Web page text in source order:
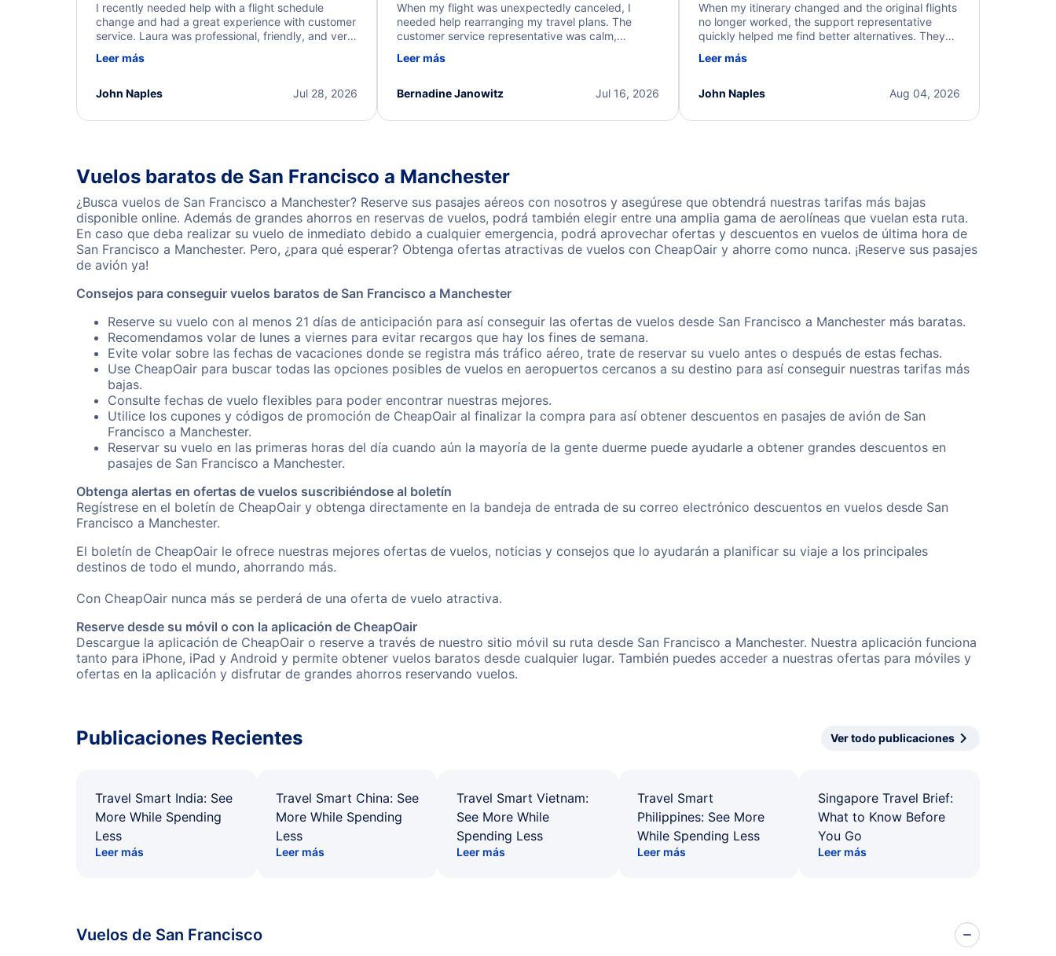
I recently needed help with a flight schedule
change and had a great experience with customer
service. Laura was professional, friendly, and very
a solution and kept me informed of the next steps.
Leer más
Jul 28, 2026
John Naples
When my flight was unexpectedly canceled, I
needed help rearranging my travel plans. The
customer service representative was calm,
process. They quickly found alternative flight
I truly appreciate the excellent support and
Leer más
Jul 16, 2026
Bernadine Janowitz
When my itinerary changed and the original flights
no longer worked, the support representative
quickly helped me find better alternatives. They
beyond to resolve the issue. I'm grateful for the
Leer más
Aug 04, 2026
John Naples
Vuelos baratos de San Francisco a Manchester
¿Busca vuelos de San Francisco a Manchester? Reserve sus pasajes aéreos con nosotros y asegúrese que obtendrá nuestras tarifas más bajas
disponible online. Además de grandes ahorros en reservas de vuelos, podrá también elegir entre una amplia gama de aerolíneas que vuelan esta ruta.
En caso que deba realizar su vuelo de inmediato debido a cualquier emergencia, podrá aprovechar ofertas y descuentos en vuelos de última hora de
San Francisco a Manchester. Pero, ¿para qué esperar? Obtenga ofertas atractivas de vuelos con CheapOair y ahorre como nunca. ¡Reserve sus pasajes
de avión ya!
Consejos para conseguir vuelos baratos de San Francisco a Manchester
Reserve su vuelo con al menos 21 días de anticipación para así conseguir las ofertas de vuelos desde San Francisco a Manchester más baratas.
Recomendamos volar de lunes a viernes para evitar recargos que hay los fines de semana.
Evite volar sobre las fechas de vacaciones donde se registra más tráfico aéreo, trate de reservar su vuelo antes o después de estas fechas.
Use CheapOair para buscar todas las opciones posibles de vuelos en aeropuertos cercanos a su destino para así conseguir nuestras tarifas más
bajas.
Consulte fechas de vuelo flexibles para poder encontrar nuestras mejores.
Utilice los cupones y códigos de promoción de CheapOair al finalizar la compra para así obtener descuentos en pasajes de avión de San
Francisco a Manchester.
Reservar su vuelo en las primeras horas del día cuando aún la mayoría de la gente duerme puede ayudarle a obtener grandes descuentos en
pasajes de San Francisco a Manchester.
Obtenga alertas en ofertas de vuelos suscribiéndose al boletín
Regístrese en el boletín de CheapOair y obtenga directamente en la bandeja de entrada de su correo electrónico descuentos en vuelos desde San
Francisco a Manchester.
El boletín de CheapOair le ofrece nuestras mejores ofertas de vuelos, noticias y consejos que lo ayudarán a planificar su viaje a los principales
destinos de todo el mundo, ahorrando más.
Con CheapOair nunca más se perderá de una oferta de vuelo atractiva.
Reserve desde su móvil o con la aplicación de CheapOair
Descargue la aplicación de CheapOair o reserve a través de nuestro sitio móvil su ruta desde San Francisco a Manchester. Nuestra aplicación funciona
tanto para iPhone, iPad y Android y permite obtener vuelos baratos desde cualquier lugar. También puedes acceder a nuestras ofertas para móviles y
ofertas en la aplicación y disfrutar de grandes ahorros reservando vuelos.
Publicaciones Recientes Ver todo publicaciones
Travel Smart India: See
More While Spending
Less
Leer más
Travel Smart China: See
More While Spending
Less
Leer más
Travel Smart Vietnam:
See More While
Spending Less
Leer más
Travel Smart
Philippines: See More
While Spending Less
Leer más
Singapore Travel Brief:
What to Know Before
You Go
Leer más
Vuelos de San Francisco